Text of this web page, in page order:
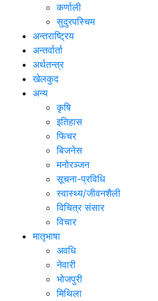
कर्णाली
सुदुरपस्चिम
अन्तराष्ट्रिय
अन्तर्वार्ता
अर्थतन्त्र
खेलकुद
अन्य
कृषि
इतिहास
फिचर
बिजनेस
मनोरञ्जन
सूचना-प्रविधि
स्वास्थ्य/जीवनशैली
विचित्र संसार
विचार
मातृभाषा
अवधि
नेवारी
भोजपुरी
मिथिला